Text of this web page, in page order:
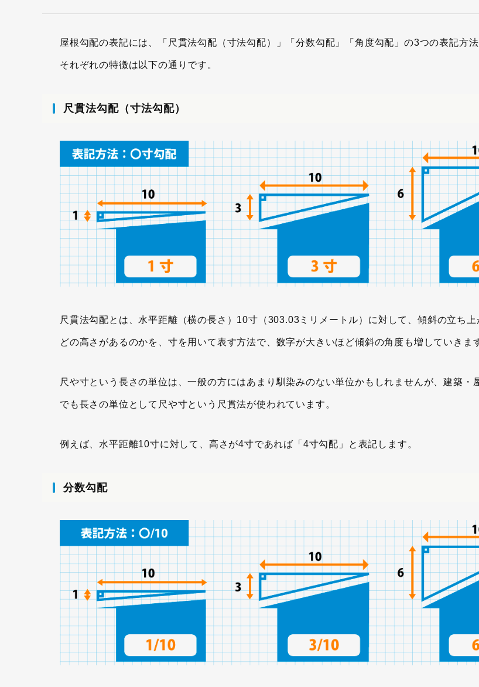
屋根勾配の表記には、「尺貫法勾配（寸法勾配）」「分数勾配」「角度勾配」の3つの表記方法
それぞれの特徴は以下の通りです。
尺貫法勾配（寸法勾配）
尺貫法勾配とは、水平距離（横の長さ）10寸（303.03ミリメートル）に対して、傾斜の立ち上
どの高さがあるのかを、寸を用いて表す方法で、数字が大きいほど傾斜の角度も増していきま
尺や寸という長さの単位は、一般の方にはあまり馴染みのない単位かもしれませんが、建築・
でも長さの単位として尺や寸という尺貫法が使われています。
例えば、水平距離10寸に対して、高さが4寸であれば「4寸勾配」と表記します。
分数勾配